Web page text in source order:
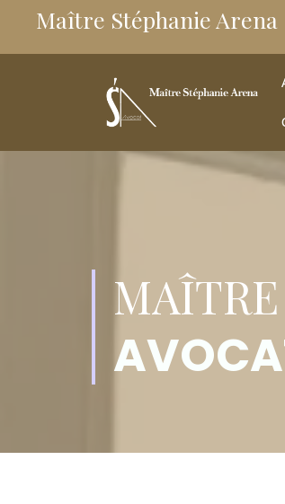
Maître Stéphanie Arena